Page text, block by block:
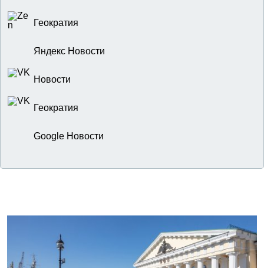
Геократия
Яндекс Новости
Новости
Геократия
Google Новости